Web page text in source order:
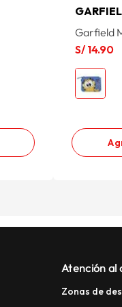
Garfield
S/ 14.90
Atención al
Zonas de